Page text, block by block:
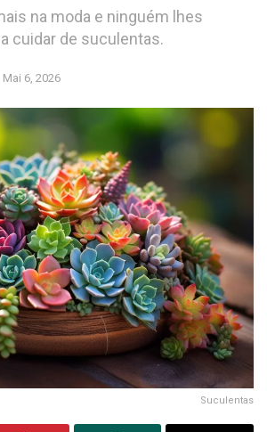
na moda e ninguém lhes
cuidar de suculentas.
Mai 6, 2026
Suculentas